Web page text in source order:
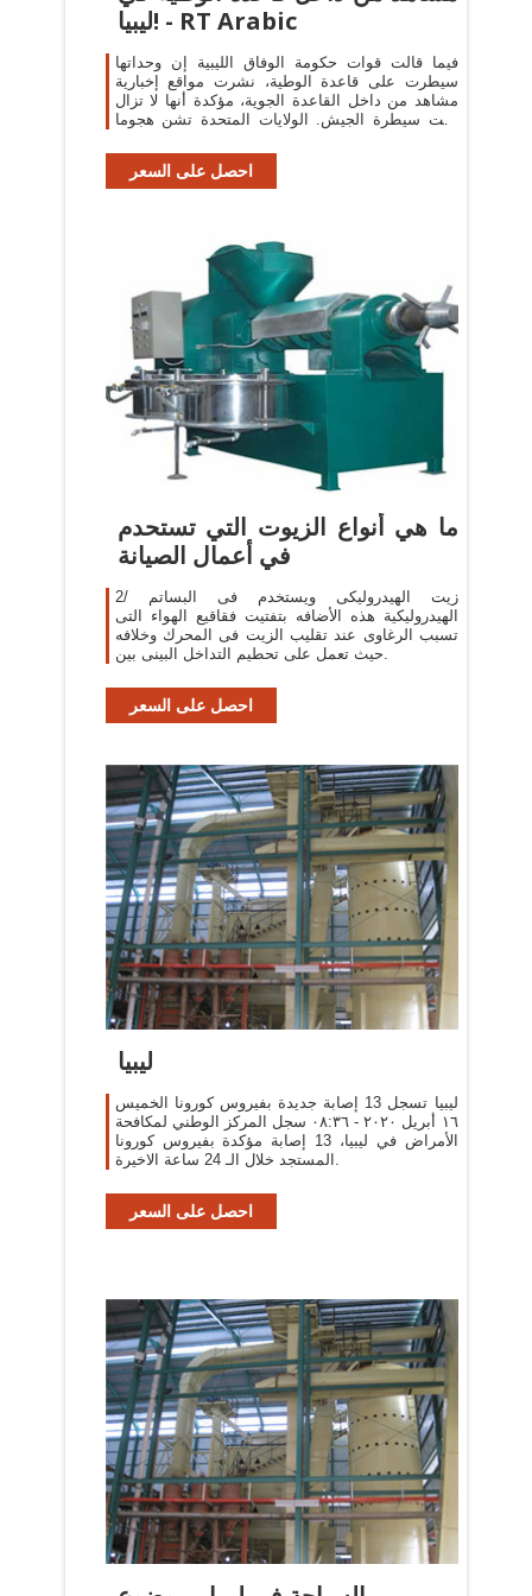
ليبيا! - RT Arabic
فيما قالت قوات حكومة الوفاق الليبية إن وحداتها
سيطرت على قاعدة الوطية، نشرت مواقع إخبارية
مشاهد من داخل القاعدة الجوية، مؤكدة أنها لا تزال
تحت سيطرة الجيش. الولايات المتحدة تشن هجوما
احصل على السعر
ما هي أنواع الزيوت التي تستحدم
في أعمال الصيانة
2/ زيت الهيدروليكى ويستخدم فى البساتم
الهيدروليكية هذه الأضافه بتفتيت فقاقيع الهواء التى
تسبب الرغاوى عند تقليب الزيت فى المحرك وخلافه
.حيث تعمل على تحطيم التداخل البينى بين
احصل على السعر
ليبيا
ليبيا تسجل 13 إصابة جديدة بفيروس كورونا الخميس
١٦ أبريل ٢٠٢٠ - ٠٨:٣٦ سجل المركز الوطني لمكافحة
الأمراض في ليبيا، 13 إصابة مؤكدة بفيروس كورونا
المستجد خلال الـ 24 ساعة الاخيرة.
احصل على السعر